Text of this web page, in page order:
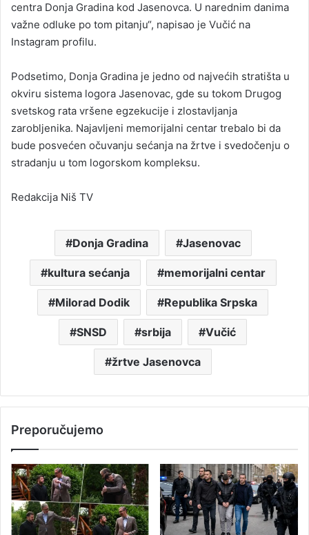
centra Donja Gradina kod Jasenovca. U narednim danima
važne odluke po tom pitanju“, napisao je Vučić na
Instagram profilu.
Podsetimo, Donja Gradina je jedno od najvećih stratišta u
okviru sistema logora Jasenovac, gde su tokom Drugog
svetskog rata vršene egzekucije i zlostavljanja
zarobljenika. Najavljeni memorijalni centar trebalo bi da
bude posvećen očuvanju sećanja na žrtve i svedočenju o
stradanju u tom logorskom kompleksu.
Redakcija Niš TV
Donja Gradina Jasenovac
kultura sećanja memorijalni centar
Milorad Dodik Republika Srpska
SNSD srbija Vučić
žrtve Jasenovca
Preporučujemo